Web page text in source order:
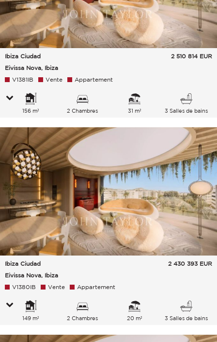
Ibiza Ciudad
Eivissa Nova, Ibiza
2 510 814 EUR
V1381IB Vente Appartement
156 m² 2 Chambres 31 m² 3 Salles de bains
Ibiza Ciudad
Eivissa Nova, Ibiza
2 430 393 EUR
V1380IB Vente Appartement
149 m² 2 Chambres 20 m² 3 Salles de bains